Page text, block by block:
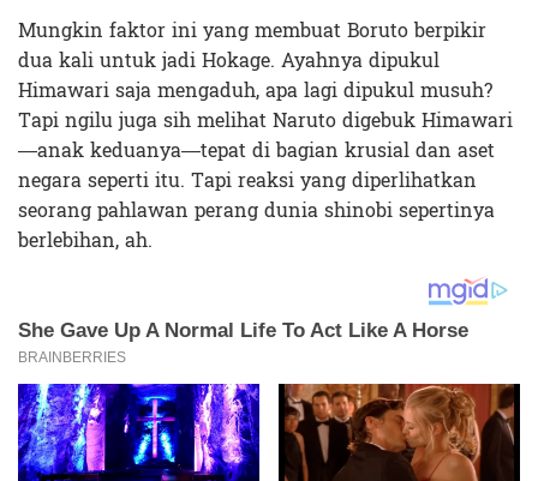
Mungkin faktor ini yang membuat Boruto berpikir
dua kali untuk jadi Hokage. Ayahnya dipukul
Himawari saja mengaduh, apa lagi dipukul musuh?
Tapi ngilu juga sih melihat Naruto digebuk Himawari
—anak keduanya—tepat di bagian krusial dan aset
negara seperti itu. Tapi reaksi yang diperlihatkan
seorang pahlawan perang dunia shinobi sepertinya
berlebihan, ah.